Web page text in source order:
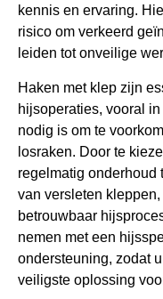
kennis en ervaring.
risico om verkeerd
leiden tot onveilige
Haken met klep zijn
hijsoperaties, vooral
nodig is om te
losraken. Door te
regelmatig onderhoud
van versleten
betrouwbaar
nemen met een
ondersteuning, zodat
veiligste oplossing